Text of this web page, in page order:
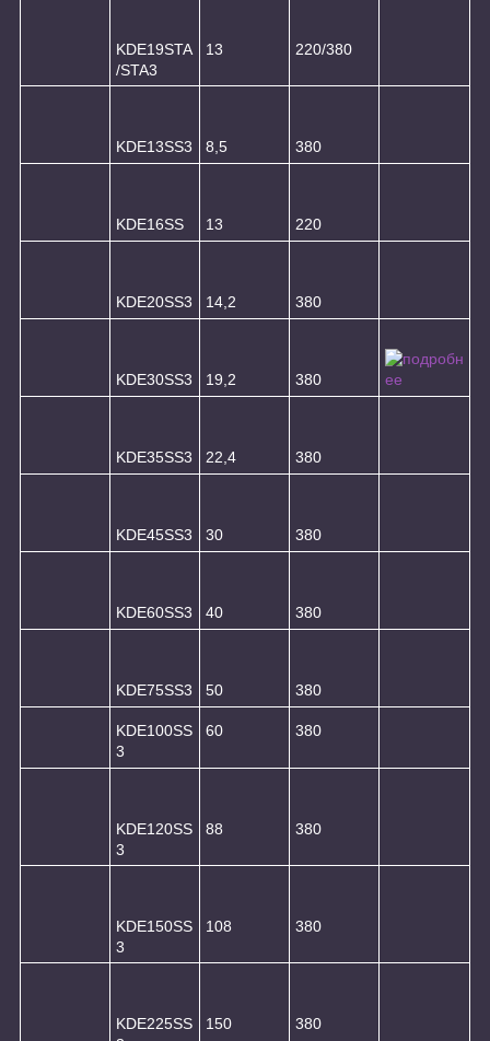
KDE19STA
/STA3
13 220/380
KDE13SS3 8,5 380
KDE16SS 13 220
KDE20SS3 14,2 380
KDE30SS3 19,2 380
KDE35SS3 22,4 380
KDE45SS3 30 380
KDE60SS3 40 380
KDE75SS3 50 380
KDE100SS
3
60 380
KDE120SS
3
88 380
KDE150SS
3
108 380
KDE225SS
150 380